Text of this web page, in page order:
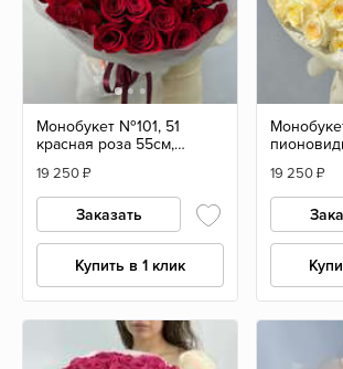
Монобукет №101, 51
красная роза 55см,
19 250₽
Заказать
Купить в 1 клик
19 250₽